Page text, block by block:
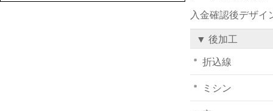
入金確認後デザイ
▼ 後加工
折込線
ミシン